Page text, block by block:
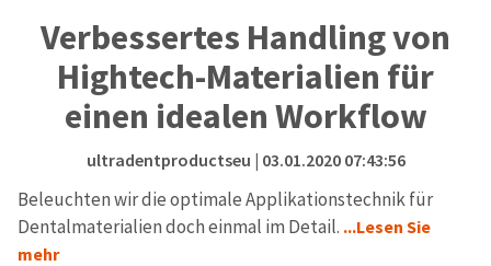
Verbessertes Handling von
Hightech-Materialien für
einen idealen Workflow
ultradentproductseu | 03.01.2020 07:43:56
Beleuchten wir die optimale Applikationstechnik für
Dentalmaterialien doch einmal im Detail. ...Lesen Sie
mehr